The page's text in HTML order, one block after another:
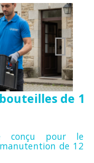
de 1
conçu pour le
de 12